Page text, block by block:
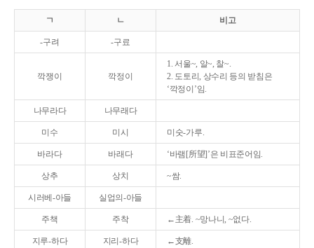
ㄱ ㄴ 비고
-구려 -구료
깍쟁이 깍정이
1. 서울~, 알~, 찰~.
2. 도토리, 상수리 등의 받침은
‘깍정이’임.
나무라다 나무래다
미수 미시 미숫-가루.
바라다 바래다 ‘바램[所望]’은 비표준어임.
상추 상치 ~쌈.
시러베-아들 실업의-아들
주책 주착 ←主着. ~망나니, ~없다.
지루-하다 지리-하다 ←支離.